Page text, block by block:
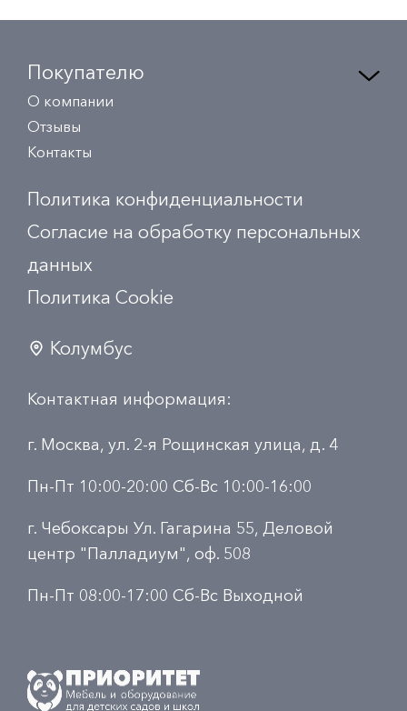
Покупателю
О компании
Отзывы
Контакты
Политика конфиденциальности
Согласие на обработку персональных
данных
Политика Сookie
Колумбус
Контактная информация:
г. Москва, ул. 2-я Рощинская улица, д. 4
Пн-Пт 10:00-20:00 Сб-Вс 10:00-16:00
г. Чебоксары Ул. Гагарина 55, Деловой
центр "Палладиум", оф. 508
Пн-Пт 08:00-17:00 Сб-Вс Выходной